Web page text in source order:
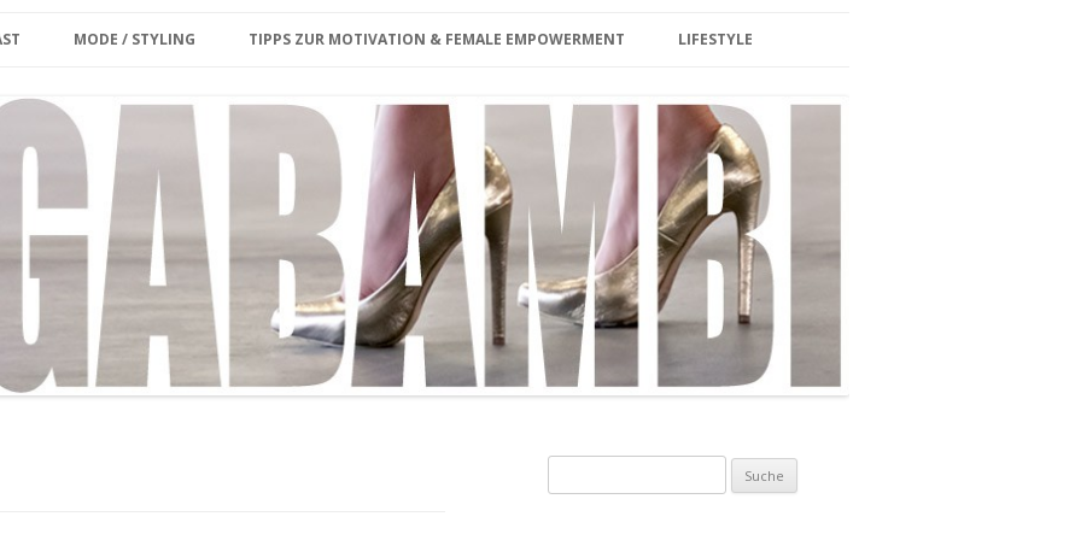
MODE / STYLING
MY MODEL WORK
OUTFIT
MY OUTFIT ARCHIVE
GROSSE GRÖSSEN SHOPPING-GU
IDE BERLIN
STYLING VIDEO
TIPPS ZUR MOTIVATION & FEMALE EMPOWERMENT
MEGABAMBI CURVY VINTAGE
MARKT
CURVY & FIT
LIFESTYLE
LIFESTYLE/TRAVEL
SPA/ SAUNA
HOTEL & WELLNESS
INTERIOR
BERLIN
EVENTS
ZUCKERFREI